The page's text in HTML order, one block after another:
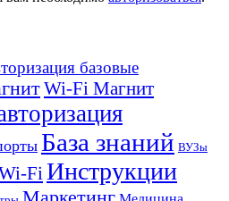
базовые
Wi-Fi Магнит
База знаний ВУЗы
FiИнструкции